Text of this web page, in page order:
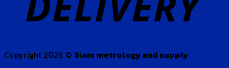
Copyright 2026 © Siam metrology and supply